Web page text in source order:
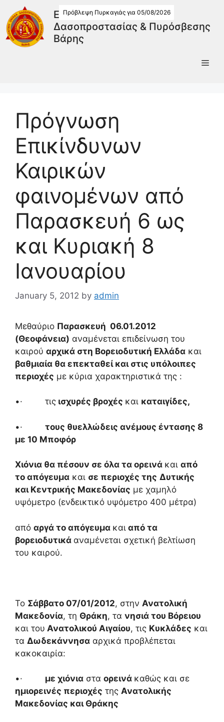
Εθελοντική Ομάδα
Δασοπροστασίας & Πυρόσβεσης
Βάρης
Πρόβλεψη Πυρκαγιάς για 05/08/2026
Πρόγνωση
Επικίνδυνων
Καιρικών
φαινομένων από
Παρασκευή 6 ως
και Κυριακή 8
Ιανουαρίου
January 5, 2012 by admin
Μεθαύριο Παρασκευή 06.01.2012
(Θεοφάνεια) αναμένεται επιδείνωση του
καιρού αρχικά στη Βορειοδυτική Ελλάδα και
βαθμιαία θα επεκταθεί και στις υπόλοιπες
περιοχές με κύρια χαρακτηριστικά της :
•· τις ισχυρές βροχές και καταιγίδες,
•· τους θυελλώδεις ανέμους έντασης 8
με 10 Μποφόρ
Χιόνια θα πέσουν σε όλα τα ορεινά και από
το απόγευμα και σε περιοχές της Δυτικής
και Κεντρικής Μακεδονίας με χαμηλό
υψόμετρο (ενδεικτικό υψόμετρο 400 μέτρα)
από αργά το απόγευμα και από τα
βορειοδυτικά αναμένεται σχετική βελτίωση
του καιρού.
Το Σάββατο 07/01/2012, στην Ανατολική
Μακεδονία, τη Θράκη, τα νησιά του Βόρειου
και του Ανατολικού Αιγαίου, τις Κυκλάδες και
τα Δωδεκάννησα αρχικά προβλέπεται
κακοκαιρία:
•· με χιόνια στα ορεινά καθώς και σε
ημιορεινές περιοχές της Ανατολικής
Μακεδονίας και Θράκης